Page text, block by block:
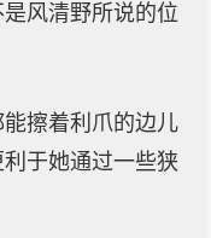
风清野所说的位
擦着利爪的边儿
于她通过一些狭